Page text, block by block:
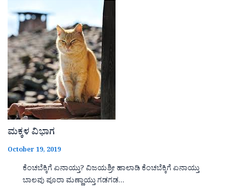
ಮಕ್ಕಳ ವಿಭಾಗ
October 19, 2019
ಕೆಂಚಬೆಕ್ಕಿಗೆ ಏನಾಯ್ತು? ವಿಜಯಶ್ರೀ ಹಾಲಾಡಿ ಕೆಂಚಬೆಕ್ಕಿಗೆ ಏನಾಯ್ತು
ಬಾಲವು ಪೂರಾ ಮಣ್ಣಾಯ್ತು ಗಡಗಡ…